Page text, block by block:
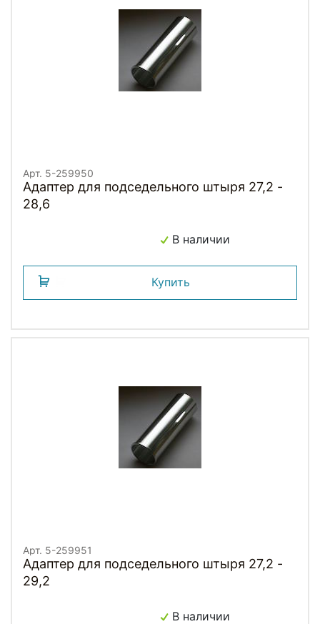
Арт. 5-259950
Адаптер для подседельного штыря 27,2 -
28,6
В наличии
Купить
Арт. 5-259951
Адаптер для подседельного штыря 27,2 -
29,2
В наличии